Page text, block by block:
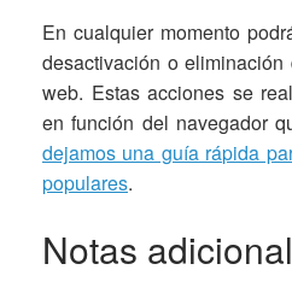
En cualquier momento
desactivación o
web. Estas acciones se
en función del navegador
dejamos una guía rápida
populares.
Notas